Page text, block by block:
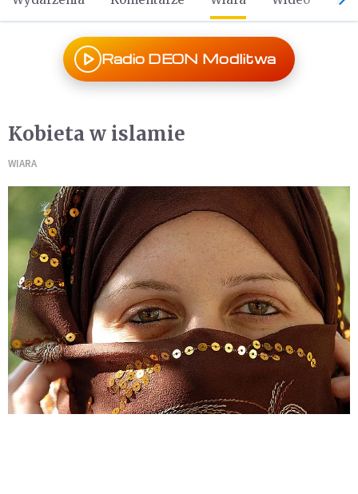
Radio DEON Modlitwa
Kobieta w islamie
WIARA